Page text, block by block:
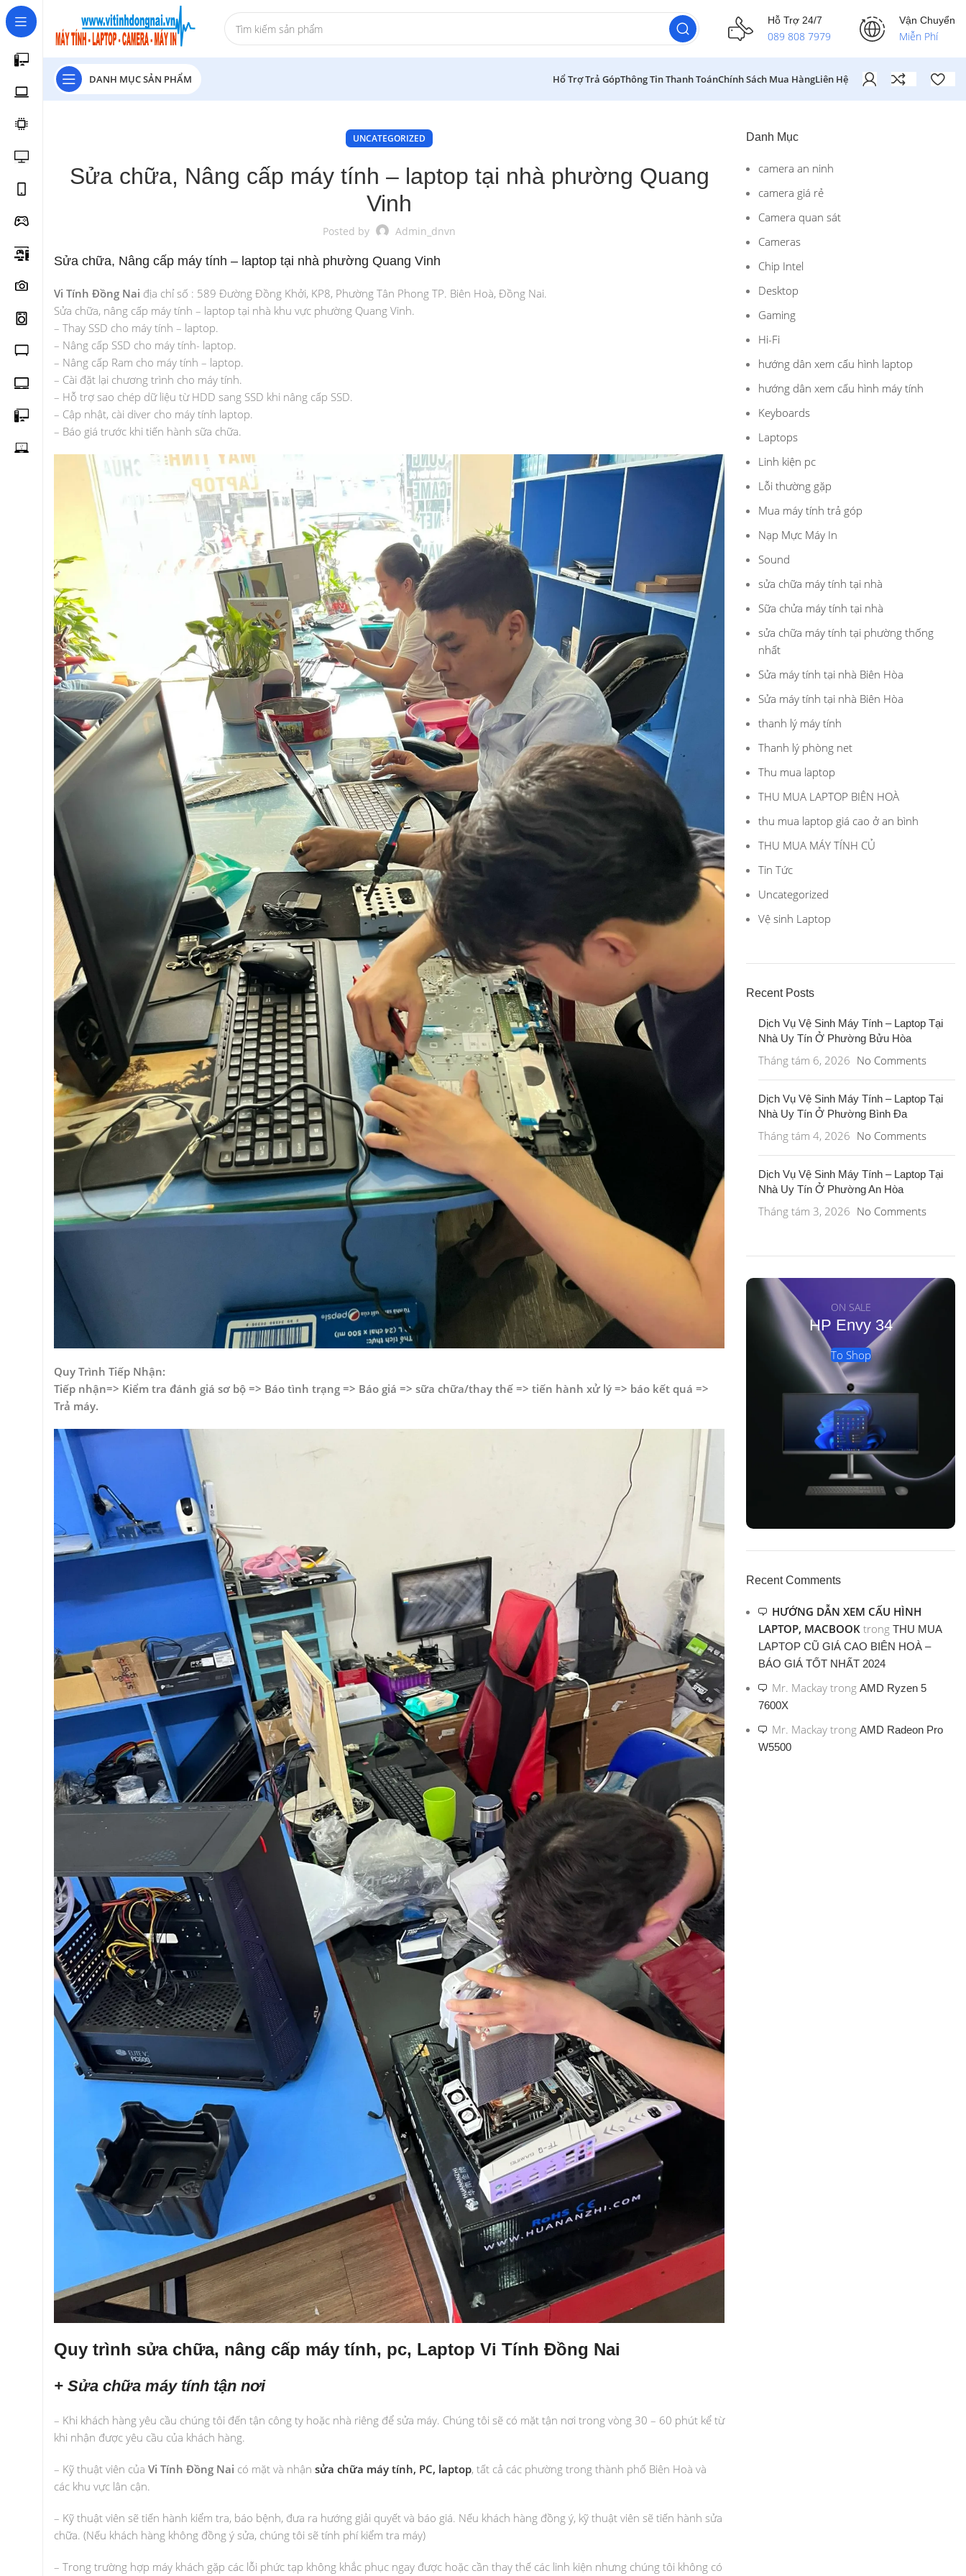
Hỗ Trợ 24/7
089 808 7979
Vận Chuyển
Miễn Phí
DANH MỤC SẢN PHẨM Hổ Trợ Trả GópThông Tin Thanh ToánChính Sách Mua HàngLiên Hệ
UNCATEGORIZED
Sửa chữa, Nâng cấp máy tính – laptop tại nhà phường Quang
Vinh
Posted by Admin_dnvn
Sửa chữa, Nâng cấp máy tính – laptop tại nhà phường Quang Vinh
Vi Tính Đồng Nai địa chỉ số : 589 Đường Đồng Khởi, KP8, Phường Tân Phong TP. Biên Hoà, Đồng Nai.
Sửa chữa, nâng cấp máy tính – laptop tại nhà khu vực phường Quang Vinh.
– Thay SSD cho máy tính – laptop.
– Nâng cấp SSD cho máy tính- laptop.
– Nâng cấp Ram cho máy tính – laptop.
– Cài đặt lại chương trình cho máy tính.
– Hỗ trợ sao chép dữ liệu từ HDD sang SSD khi nâng cấp SSD.
– Cập nhật, cài diver cho máy tính laptop.
– Báo giá trước khi tiến hành sữa chữa.
Quy Trình Tiếp Nhận:
Tiếp nhận=> Kiểm tra đánh giá sơ bộ => Báo tình trạng => Báo giá => sữa chữa/thay thế => tiến hành xử lý => báo kết quá =>
Trả máy.
Quy trình sửa chữa, nâng cấp máy tính, pc, Laptop Vi Tính Đồng Nai
+ Sửa chữa máy tính tận nơi
– Khi khách hàng yêu cầu chúng tôi đến tận công ty hoặc nhà riêng để sửa máy. Chúng tôi sẽ có mặt tận nơi trong vòng 30 – 60 phút kể từ
khi nhận được yêu cầu của khách hàng.
– Kỹ thuật viên của Vi Tính Đồng Nai có mặt và nhận sửa chữa máy tính, PC, laptop, tất cả các phường trong thành phố Biên Hoà và
các khu vực lân cận.
– Kỹ thuật viên sẽ tiến hành kiểm tra, báo bệnh, đưa ra hướng giải quyết và báo giá. Nếu khách hàng đồng ý, kỹ thuật viên sẽ tiến hành sửa
chữa. (Nếu khách hàng không đồng ý sửa, chúng tôi sẽ tính phí kiểm tra máy)
– Trong trường hợp máy khách gặp các lỗi phức tạp không khắc phục ngay được hoặc cần thay thế các linh kiện nhưng chúng tôi không có
Danh Mục
camera an ninh
camera giá rẻ
Camera quan sát
Cameras
Chip Intel
Desktop
Gaming
Hi-Fi
hướng dân xem cấu hình laptop
hướng dân xem cấu hình máy tính
Keyboards
Laptops
Linh kiện pc
Lỗi thường gặp
Mua máy tính trả góp
Nạp Mực Máy In
Sound
sửa chữa máy tính tại nhà
Sữa chửa máy tính tại nhà
sửa chữa máy tính tại phường thống
nhất
Sửa máy tính tại nhà Biên Hòa
Sửa máy tính tại nhà Biên Hòa
thanh lý máy tính
Thanh lý phòng net
Thu mua laptop
THU MUA LAPTOP BIÊN HOÀ
thu mua laptop giá cao ở an bình
THU MUA MÁY TÍNH CỦ
Tin Tức
Uncategorized
Vệ sinh Laptop
Recent Posts
Dịch Vụ Vệ Sinh Máy Tính – Laptop Tại
Nhà Uy Tín Ở Phường Bửu Hòa
Tháng tám 6, 2026 No Comments
Dịch Vụ Vệ Sinh Máy Tính – Laptop Tại
Nhà Uy Tín Ở Phường Bình Đa
Tháng tám 4, 2026 No Comments
Dịch Vụ Vệ Sinh Máy Tính – Laptop Tại
Nhà Uy Tín Ở Phường An Hòa
Tháng tám 3, 2026 No Comments
ON SALE
HP Envy 34
To Shop
Recent Comments
HƯỚNG DẪN XEM CẤU HÌNH
LAPTOP, MACBOOK trong THU MUA
LAPTOP CŨ GIÁ CAO BIÊN HOÀ –
BÁO GIÁ TỐT NHẤT 2024
Mr. Mackay trong AMD Ryzen 5
7600X
Mr. Mackay trong AMD Radeon Pro
W5500